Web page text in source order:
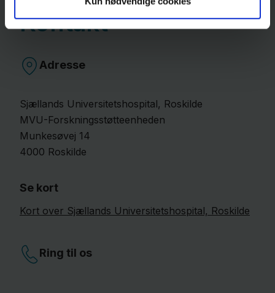
Kontakt
Adresse
Sjællands Universitetshospital, Roskilde
MVU-Forskningsstøtteenheden
Munkesøvej 14
4000 Roskilde
Se kort
Kort over Sjællands Universitetshospital, Roskilde
Ring til os